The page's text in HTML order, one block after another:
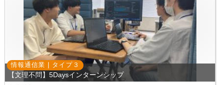
情報通信業 | タイプ ３
【文理不問】5Daysインターンシップ